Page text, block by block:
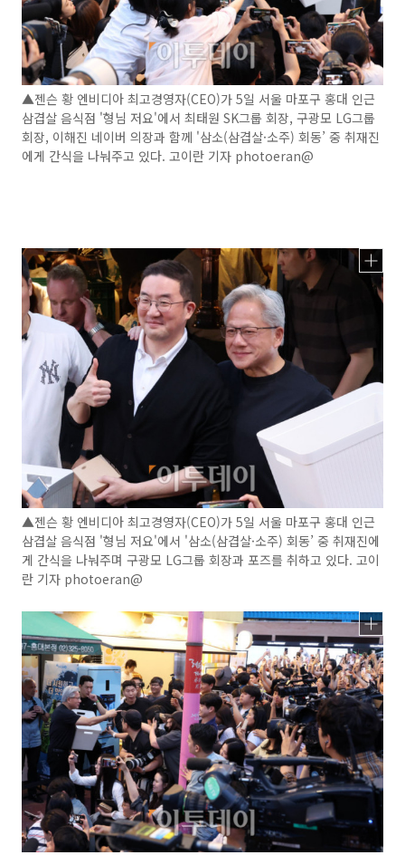
▲젠슨 황 엔비디아 최고경영자(CEO)가 5일 서울 마포구 홍대 인근
삼겹살 음식점 '형님 저요'에서 최태원 SK그룹 회장, 구광모 LG그룹
회장, 이해진 네이버 의장과 함께 '삼소(삼겹살·소주) 회동’ 중 취재진
에게 간식을 나눠주고 있다. 고이란 기자 photoeran@
▲젠슨 황 엔비디아 최고경영자(CEO)가 5일 서울 마포구 홍대 인근
삼겹살 음식점 '형님 저요'에서 '삼소(삼겹살·소주) 회동’ 중 취재진에
게 간식을 나눠주며 구광모 LG그룹 회장과 포즈를 취하고 있다. 고이
란 기자 photoeran@